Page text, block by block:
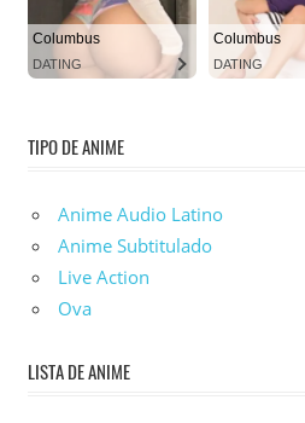
TIPO DE ANIME
Anime Audio Latino
Anime Subtitulado
Live Action
Ova
LISTA DE ANIME